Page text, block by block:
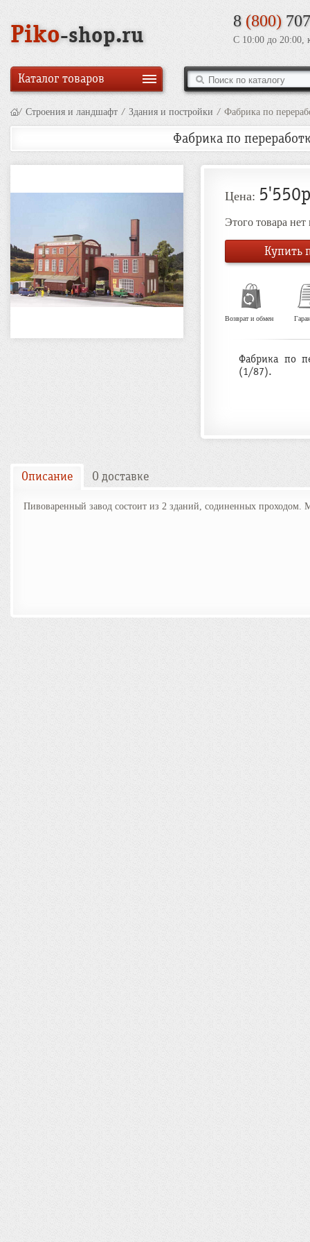
Piko-shop.ru
8 (800)
С 10:00 до 20:00,
Каталог товаров
/ Строения и ландшафт / Здания и постройки / Фабрика по
Фабрика по
Цена:
Этого товара
Купить
Возврат и обмен
Фабрика по
(1/87).
Описание О доставке
Пивоваренный завод состоит из 2 зданий, содиненных проходом.